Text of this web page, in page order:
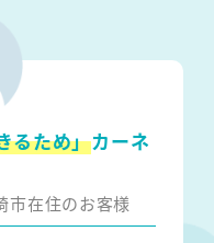
るため」カーネ
市在住のお客様